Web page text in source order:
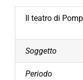
Il teatro di
Soggetto
Periodo